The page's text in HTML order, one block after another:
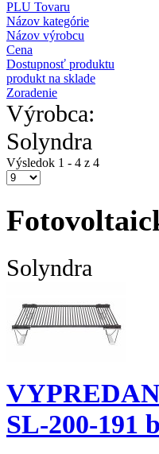
PLU Tovaru
Názov kategórie
Názov výrobcu
Cena
Dostupnosť produktu
produkt na sklade
Zoradenie
Výrobca:
Solyndra
Výsledok 1 - 4 z 4
Solyndra
SL-200-191